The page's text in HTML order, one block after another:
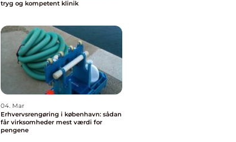
tryg og kompetent klinik
04. Mar
Erhvervsrengøring i københavn: sådan
får virksomheder mest værdi for
pengene